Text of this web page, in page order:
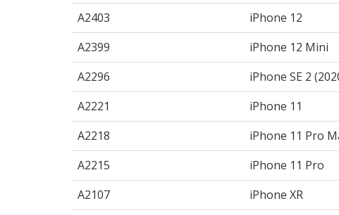
A2403
iPhone 12
A2399
iPhone 12 Mini
A2296
iPhone SE 2
A2221
iPhone 11
A2218
iPhone 11 Pro
A2215
iPhone 11 Pro
A2107
iPhone XR